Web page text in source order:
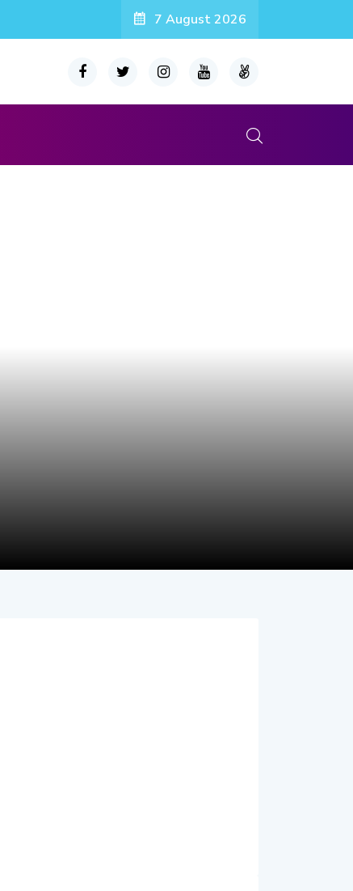
7 August 2026